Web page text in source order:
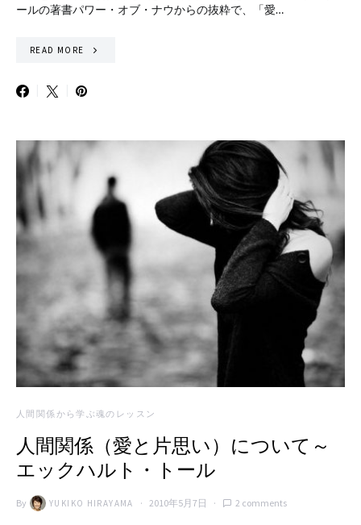
ールの著書パワー・オブ・ナウからの抜粋で、「愛…
READ MORE
人間関係から学ぶ魂のレッスン
人間関係（愛と片思い）について～
エックハルト・トール
By YUKIKO HIRAYAMA 2010年5月7日 2 comments